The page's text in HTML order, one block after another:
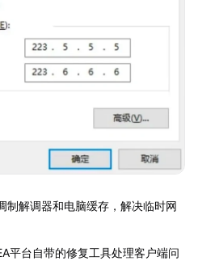
制解调器和电脑缓存，解决临时网
平台自带的修复工具处理客户端问